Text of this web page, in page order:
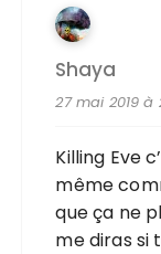
Shaya
27 mai 2019 à
Killing Eve
même
que ça ne
me diras si